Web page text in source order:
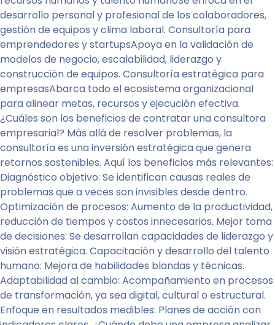
desarrollo personal y profesional de los colaboradores,
gestión de equipos y clima laboral. Consultoría para
emprendedores y startupsApoya en la validación de
modelos de negocio, escalabilidad, liderazgo y
construcción de equipos. Consultoría estratégica para
empresasAbarca todo el ecosistema organizacional
para alinear metas, recursos y ejecución efectiva.
¿Cuáles son los beneficios de contratar una consultora
empresarial? Más allá de resolver problemas, la
consultoría es una inversión estratégica que genera
retornos sostenibles. Aquí los beneficios más relevantes:
Diagnóstico objetivo: Se identifican causas reales de
problemas que a veces son invisibles desde dentro.
Optimización de procesos: Aumento de la productividad,
reducción de tiempos y costos innecesarios. Mejor toma
de decisiones: Se desarrollan capacidades de liderazgo y
visión estratégica. Capacitación y desarrollo del talento
humano: Mejora de habilidades blandas y técnicas.
Adaptabilidad al cambio: Acompañamiento en procesos
de transformación, ya sea digital, cultural o estructural.
Enfoque en resultados medibles: Planes de acción con